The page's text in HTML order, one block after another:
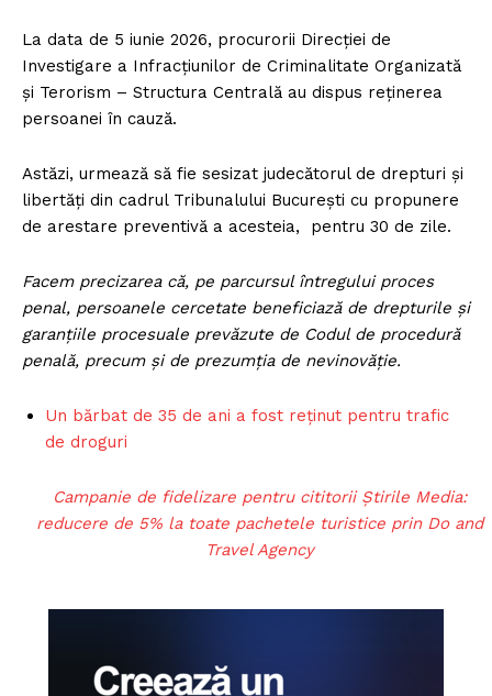
La data de 5 iunie 2026, procurorii Direcției de
Investigare a Infracțiunilor de Criminalitate Organizată
și Terorism – Structura Centrală au dispus reținerea
persoanei în cauză.
Astăzi, urmează să fie sesizat judecătorul de drepturi și
libertăți din cadrul Tribunalului București cu propunere
de arestare preventivă a acesteia, pentru 30 de zile.
Facem precizarea că, pe parcursul întregului proces
penal, persoanele cercetate beneficiază de drepturile și
garanțiile procesuale prevăzute de Codul de procedură
penală, precum și de prezumția de nevinovăție.
Un bărbat de 35 de ani a fost reținut pentru trafic
de droguri
Campanie de fidelizare pentru cititorii Știrile Media:
reducere de 5% la toate pachetele turistice prin Do and
Travel Agency